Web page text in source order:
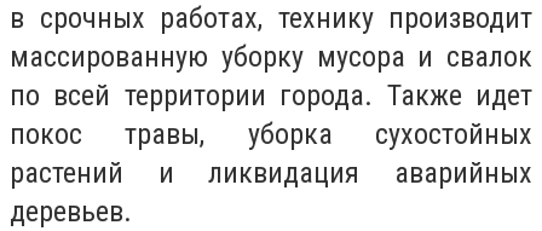
в срочных работах, технику производит
массированную уборку мусора и свалок
по всей территории города. Также идет
покос травы, уборка сухостойных
растений и ликвидация аварийных
деревьев.